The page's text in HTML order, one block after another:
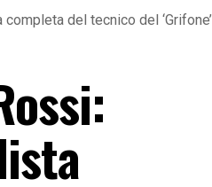
del tecnico del ‘Grifone’